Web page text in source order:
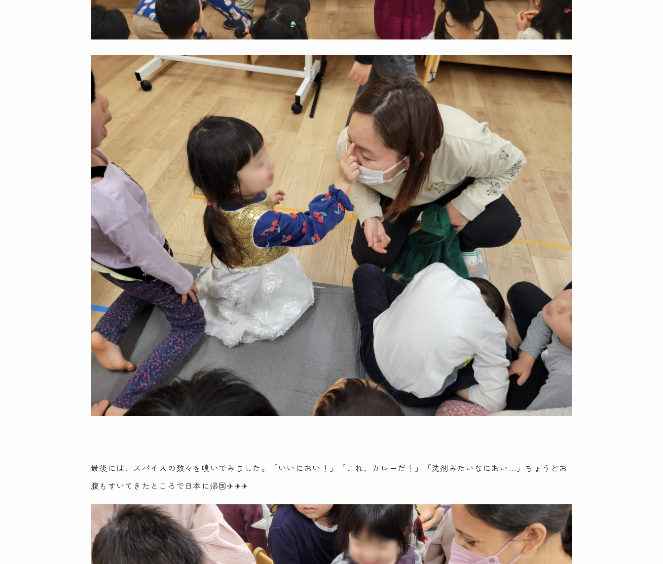
ケンパの採用
最後には、スパイスの数々を嗅いでみました。「いいにおい！」「これ、カレーだ！」「洗剤みたいなにおい…」ちょうどお
腹もすいてきたところで日本に帰国✈✈✈